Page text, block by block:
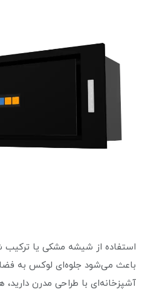
استفاده از شیشه مشکی یا
باعث می‌شود جلوه‌ای لوکس به
آشپزخانه‌ای با طراحی مدرن دارید،